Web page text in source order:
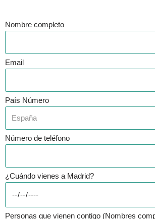
Nombre completo
Email
País Número
Número de teléfono
¿Cuándo vienes a Madrid?
Personas que vienen contigo (Nombres